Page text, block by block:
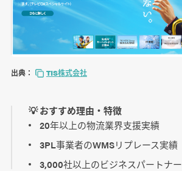
出典： TIS株式会社
💡 おすすめ理由・特徴
20年以上の物流業界支援実績
3PL事業者のWMSリプレース実績
3,000社以上のビジネスパートナー